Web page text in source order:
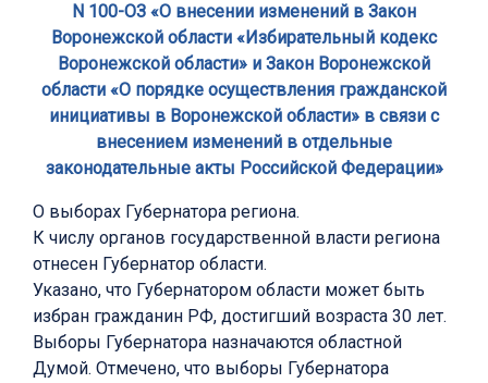
N 100-ОЗ «О внесении изменений в Закон
Воронежской области «Избирательный кодекс
Воронежской области» и Закон Воронежской
области «О порядке осуществления гражданской
инициативы в Воронежской области» в связи с
внесением изменений в отдельные
законодательные акты Российской Федерации»
О выборах Губернатора региона.
К числу органов государственной власти региона
отнесен Губернатор области.
Указано, что Губернатором области может быть
избран гражданин РФ, достигший возраста 30 лет.
Выборы Губернатора назначаются областной
Думой. Отмечено, что выборы Губернатора